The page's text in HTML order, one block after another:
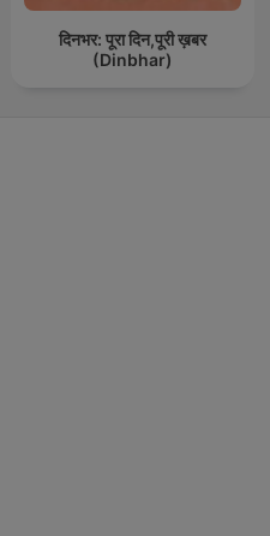
दिनभर: पूरा दिन,पूरी ख़बर
(Dinbhar)